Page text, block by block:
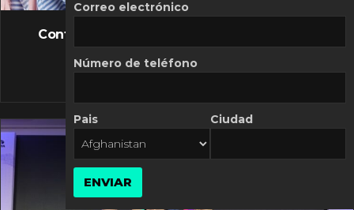
FLASH NEWS
Controversia de Mercado Libre por costos
10 MARZO, 2026
Correo electrónico
Número de teléfono
Pais Ciudad
ENVIAR